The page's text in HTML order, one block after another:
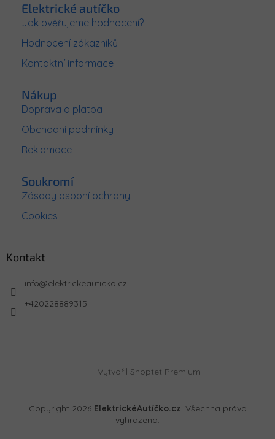
Elektrické autíčko
Jak ověřujeme hodnocení?
Hodnocení zákazníků
Kontaktní informace
Nákup
Doprava a platba
Obchodní podmínky
Reklamace
Soukromí
Zásady osobní ochrany
Cookies
Kontakt
info@elektrickeauticko.cz
+420228889315
Vytvořil Shoptet Premium
Copyright 2026 ElektrickéAutíčko.cz. Všechna práva
vyhrazena.